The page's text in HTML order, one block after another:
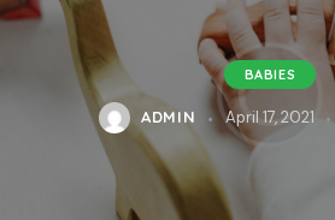
BABIES
ADMIN April 17, 2021